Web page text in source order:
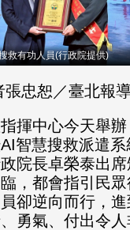
救有功人員(行政院提供)
張忠恕／臺北報導
揮中心今天舉
智慧搜救派遣
院長卓榮泰出
，都會指引民眾
卻逆向而行，
勇氣、付出令